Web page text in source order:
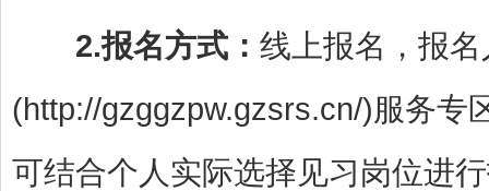
2.报名方式： 线上报名，报
(http://gzggzpw.gzsrs.cn/)服务专
可结合个人实际选择见习岗位进